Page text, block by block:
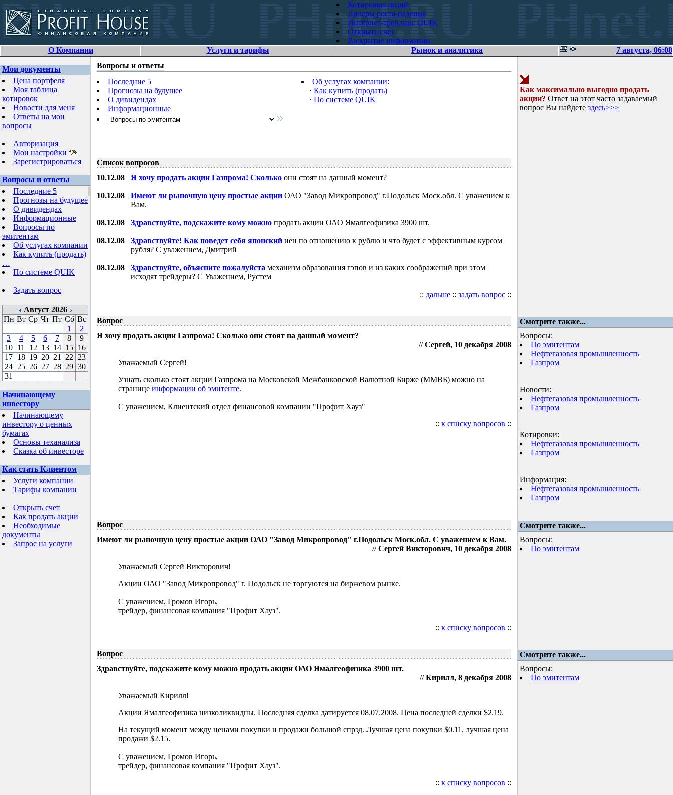
Котировки акций
Лидеры роста-падения
Интернет-трейдинг QUIK
Открыть счет
Раскрытие информации
О Компании
Услуги и тарифы Рынок и аналитика 7 августа, 06:08
Мои документы
Цена портфеля
Моя таблица
котировок
Новости для меня
Ответы на мои
вопросы
Авторизация
Мои настройки
Зарегистрироваться
Вопросы и ответы
Последние 5
Прогнозы на будущее
О дивидендах
Информационные
Вопросы по
эмитентам
Об услугах компании
Как купить (продать)
…
По системе QUIK
Задать вопрос
Август 2026
Пн Вт Ср Чт Пт Сб Вс
1
2
3
4 5 6 7 8
9
10 11 12 13 14 15 16
17 18 19 20 21 22
23
24 25 26 27 28 29 30
31
Начинающему
инвестору
Начинающему
инвестору о ценных
бумагах
Основы теханализа
Сказка об инвесторе
Как стать Клиентом
Услуги компании
Тарифы компании
Открыть счет
Как продать акции
Необходимые
документы
Запрос на услуги
Вопросы и ответы
Последние 5
Прогнозы на будущее
О дивидендах
Информационные
Об услугах компании:
· Как купить (продать)
· По системе QUIK
Список вопросов
10.12.08 Я хочу продать акции Газпрома! Сколько они стоят на данный момент?
10.12.08 Имеют ли рыночную цену простые акции ОАО "Завод Микропровод" г.Подольск Моск.обл. С уважением к
Вам.
08.12.08 Здравствуйте, подскажите кому можно продать акции ОАО Ямалгеофизика 3900 шт.
08.12.08 Здравствуйте! Как поведет себя японский иен по отношению к рублю и что будет с эффективным курсом
рубля? С уважением, Дмитрий
08.12.08 Здравствуйте, объясните пожалуйста механизм образования гэпов и из каких соображений при этом
исходят трейдеры? С Уважением, Рустем
:: дальше :: задать вопрос ::
Как максимально выгодно продать
акции? Ответ на этот часто задаваемый
вопрос Вы найдете здесь>>>
Вопрос
Смотрите также...
Я хочу продать акции Газпрома! Сколько они стоят на данный момент?
//Сергей, 10 декабря 2008
Уважаемый Сергей!
Узнать сколько стоят акции Газпрома на Московской Межбанковской Валютной Бирже (ММВБ) можно на
странице информации об эмитенте.
С уважением, Клиентский отдел финансовой компании "Профит Хауз"
:: к списку вопросов ::
Вопросы:
По эмитентам
Нефтегазовая промышленность
Газпром
Новости:
Нефтегазовая промышленность
Газпром
Котировки:
Нефтегазовая промышленность
Газпром
Информация:
Нефтегазовая промышленность
Газпром
Вопрос
Смотрите также...
Имеют ли рыночную цену простые акции ОАО "Завод Микропровод" г.Подольск Моск.обл. С уважением к Вам.
//Сергей Викторович, 10 декабря 2008
Уважаемый Сергей Викторович!
Акции ОАО "Завод Микропровод" г. Подольск не торгуются на биржевом рынке.
С уважением, Громов Игорь,
трейдер, финансовая компания "Профит Хауз".
:: к списку вопросов ::
Вопросы:
По эмитентам
Вопрос
Смотрите также...
Здравствуйте, подскажите кому можно продать акции ОАО Ямалгеофизика 3900 шт.
//Кирилл, 8 декабря 2008
Уважаемый Кирилл!
Акции Ямалгеофизика низколиквидны. Последняя сделка датируется 08.07.2008. Цена последней сделки $2.19.
На текущий момент между ценами покупки и продажи большой спрэд. Лучшая цена покупки $0.11, лучшая цена
продажи $2.15.
С уважением, Громов Игорь,
трейдер, финансовая компания "Профит Хауз".
:: к списку вопросов ::
Вопросы:
По эмитентам